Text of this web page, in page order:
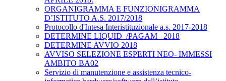
ORGANIGRAMMA E FUNZIONIGRAMMA
D’ISTITUTO A.S. 2017/2018
Protocollo d'Intesa Interistituzionale a.s. 2017-2018
DETERMINE LIQUID_/PAGAM_ 2018
DETERMINE AVVIO 2018
AVVISO SELEZIONE ESPERTI NEO- IMMESSI
AMBITO BA02
Servizio di manutenzione e assistenza tecnico-